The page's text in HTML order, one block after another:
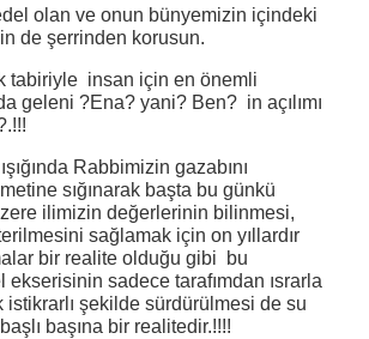
olan ve onun bünyemizin içindeki
de şerrinden korusun.
tabiriyle insan için en önemli
geleni ?Ena? yani? Ben? in açılımı
Rabbimizin gazabını
sığınarak başta bu günkü
ilimizin değerlerinin bilinmesi,
sağlamak için on yıllardır
bir realite olduğu gibi bu
ekserisinin sadece tarafımdan ısrarla
istikrarlı şekilde sürdürülmesi de su
başına bir realitedir.!!!!